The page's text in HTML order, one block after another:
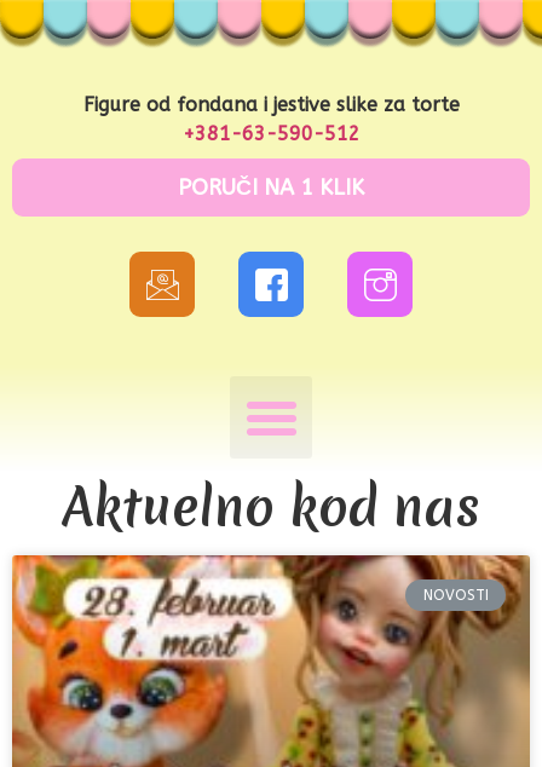
Figure od fondana i jestive slike za torte
+381-63-590-512
PORUČI NA 1 KLIK
Aktuelno kod nas
NOVOSTI